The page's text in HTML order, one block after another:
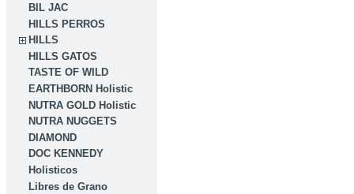
BIL JAC
HILLS PERROS
HILLS
HILLS GATOS
TASTE OF WILD
EARTHBORN Holistic
NUTRA GOLD Holistic
NUTRA NUGGETS
DIAMOND
DOC KENNEDY
Holisticos
Libres de Grano